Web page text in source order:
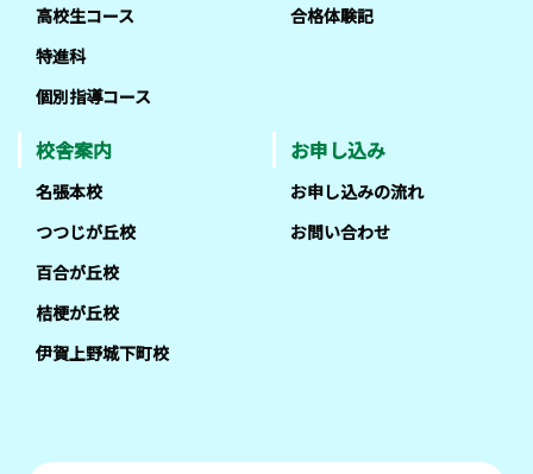
高校生コース
特進科
個別指導コース
合格体験記
校舎案内
名張本校
つつじが丘校
百合が丘校
桔梗が丘校
伊賀上野城下町校
お申し込み
お申し込みの流れ
お問い合わせ